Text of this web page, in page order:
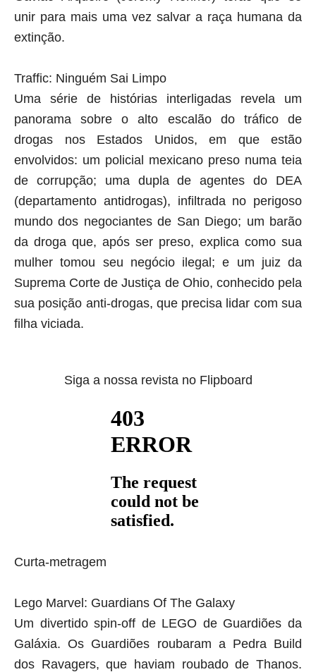
unir para mais uma vez salvar a raça humana da
extinção.
Traffic: Ninguém Sai Limpo
Uma série de histórias interligadas revela um
panorama sobre o alto escalão do tráfico de
drogas nos Estados Unidos, em que estão
envolvidos: um policial mexicano preso numa teia
de corrupção; uma dupla de agentes do DEA
(departamento antidrogas), infiltrada no perigoso
mundo dos negociantes de San Diego; um barão
da droga que, após ser preso, explica como sua
mulher tomou seu negócio ilegal; e um juiz da
Suprema Corte de Justiça de Ohio, conhecido pela
sua posição anti-drogas, que precisa lidar com sua
filha viciada.
Siga a nossa revista no Flipboard
Curta-metragem
Lego Marvel: Guardians Of The Galaxy
Um divertido spin-off de LEGO de Guardiões da
Galáxia. Os Guardiões roubaram a Pedra Build
dos Ravagers, que haviam roubado de Thanos.